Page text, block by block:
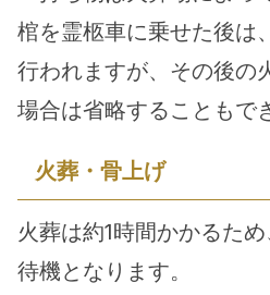
棺を霊柩車に乗せた後は
行われますが、その後の
場合は省略することもで
火葬・骨上げ
火葬は約1時間かかるた
待機となります。